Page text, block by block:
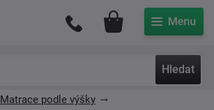
Hledat
Můj účet
Matrace podle výšky